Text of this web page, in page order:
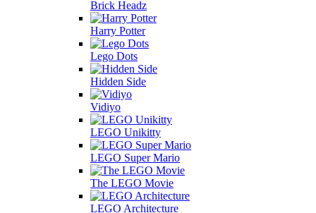
Brick Headz
Harry Potter
Lego Dots
Hidden Side
Vidiyo
LEGO Unikitty
LEGO Super Mario
The LEGO Movie
LEGO Architecture